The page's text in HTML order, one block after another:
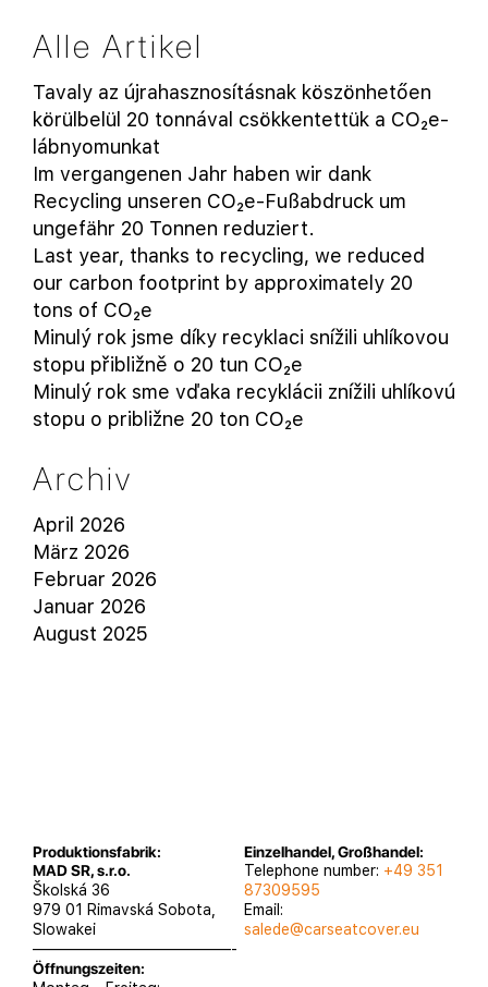
Alle Artikel
Tavaly az újrahasznosításnak köszönhetően
körülbelül 20 tonnával csökkentettük a CO₂e-
lábnyomunkat
Im vergangenen Jahr haben wir dank
Recycling unseren CO₂e-Fußabdruck um
ungefähr 20 Tonnen reduziert.
Last year, thanks to recycling, we reduced
our carbon footprint by approximately 20
tons of CO₂e
Minulý rok jsme díky recyklaci snížili uhlíkovou
stopu přibližně o 20 tun CO₂e
Minulý rok sme vďaka recyklácii znížili uhlíkovú
stopu o približne 20 ton CO₂e
Archiv
April 2026
März 2026
Februar 2026
Januar 2026
August 2025
Produktionsfabrik:
MAD SR, s.r.o.
Školská 36
979 01 Rimavská Sobota,
Slowakei
—————————————-
Öffnungszeiten:
Einzelhandel, Großhandel:
Telephone number: +49 351
87309595
Email:
salede@carseatcover.eu